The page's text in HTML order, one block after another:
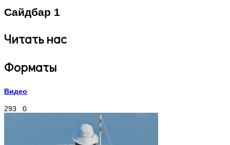
Сайдбар 1
Читать нас
Форматы
Видео
293 0